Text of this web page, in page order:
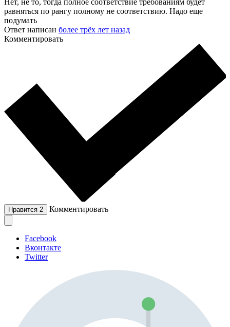
Нет, не то, тогда полное соответствие требованиям будет
равняться по рангу полному не соответствию. Надо еще
подумать
Ответ написан более трёх лет назад
Комментировать
Нравится 2 Комментировать
Facebook
Вконтакте
Twitter